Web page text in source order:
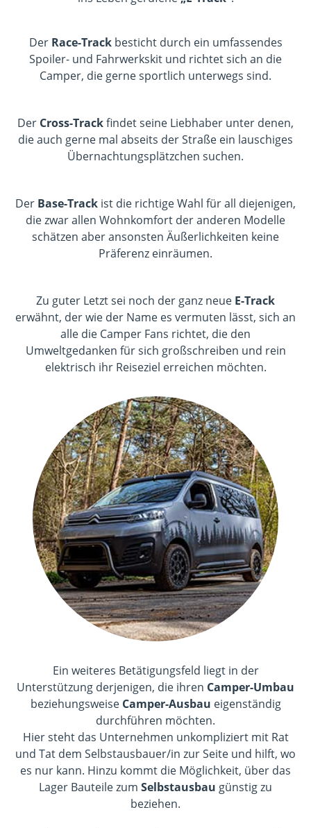
Der Race-Trackbesticht durch ein umfassendes
Spoiler- und Fahrwerkskit und richtet sich an die
Camper, die gerne sportlich unterwegs sind.
Der Cross-Trackfindet seine Liebhaber unter denen,
die auch gerne mal abseits der Straße ein lauschiges
Übernachtungsplätzchen suchen.
Der Base-Track ist die richtige Wahl für all diejenigen,
die zwar allen Wohnkomfort der anderen Modelle
schätzen aber ansonsten Äußerlichkeiten keine
Präferenz einräumen.
Zu guter Letzt sei noch der ganz neue E-Track
erwähnt, der wie der Name es vermuten lässt, sich an
alle die Camper Fans richtet, die den
Umweltgedanken für sich großschreiben und rein
elektrisch ihr Reiseziel erreichen möchten.
Ein weiteres Betätigungsfeld liegt in der
Unterstützung derjenigen, die ihren Camper-Umbau
beziehungsweise Camper-Ausbau eigenständig
durchführen möchten.
Hier steht das Unternehmen unkompliziert mit Rat
und Tat dem Selbstausbauer/in zur Seite und hilft, wo
es nur kann. Hinzu kommt die Möglichkeit, über das
Lager Bauteile zum Selbstausbau günstig zu
beziehen.